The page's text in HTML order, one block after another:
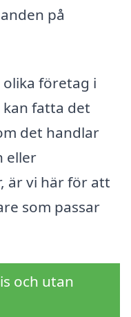
på
företag i
fatta det
det handlar
eller
är vi här för att
som passar
och utan